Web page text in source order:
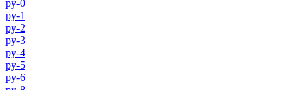
py-0
py-1
py-2
py-3
py-4
py-5
py-6